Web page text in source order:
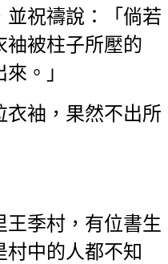
並祝禱說：「倘若
袖被柱子所壓的
。」
衣袖，果然不出所
王季村，有位書生
中的人都不知